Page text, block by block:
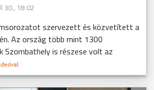
30., 18:02
szervezett és közvetített a
Az ország több mint 1300
Szombathely is részese volt az